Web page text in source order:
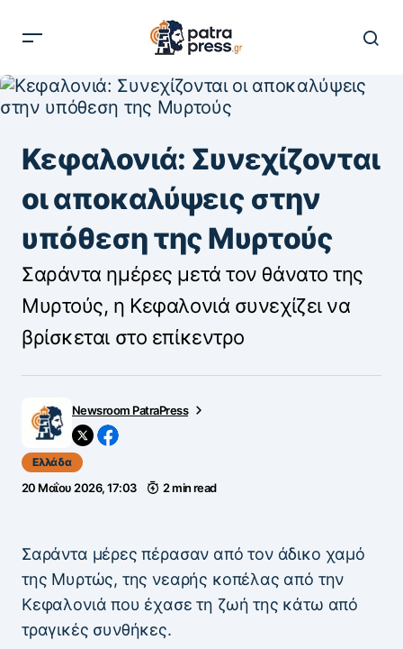
Κεφαλονιά: Συνεχίζονται
οι αποκαλύψεις στην
υπόθεση της Μυρτούς
Σαράντα ημέρες μετά τον θάνατο της
Μυρτούς, η Κεφαλονιά συνεχίζει να
βρίσκεται στο επίκεντρο
Newsroom PatraPress
Ελλάδα
20 Μαΐου 2026, 17:03 2 min read
Σαράντα μέρες πέρασαν από τον άδικο χαμό
της Μυρτώς, της νεαρής κοπέλας από την
Κεφαλονιά που έχασε τη ζωή της κάτω από
τραγικές συνθήκες.